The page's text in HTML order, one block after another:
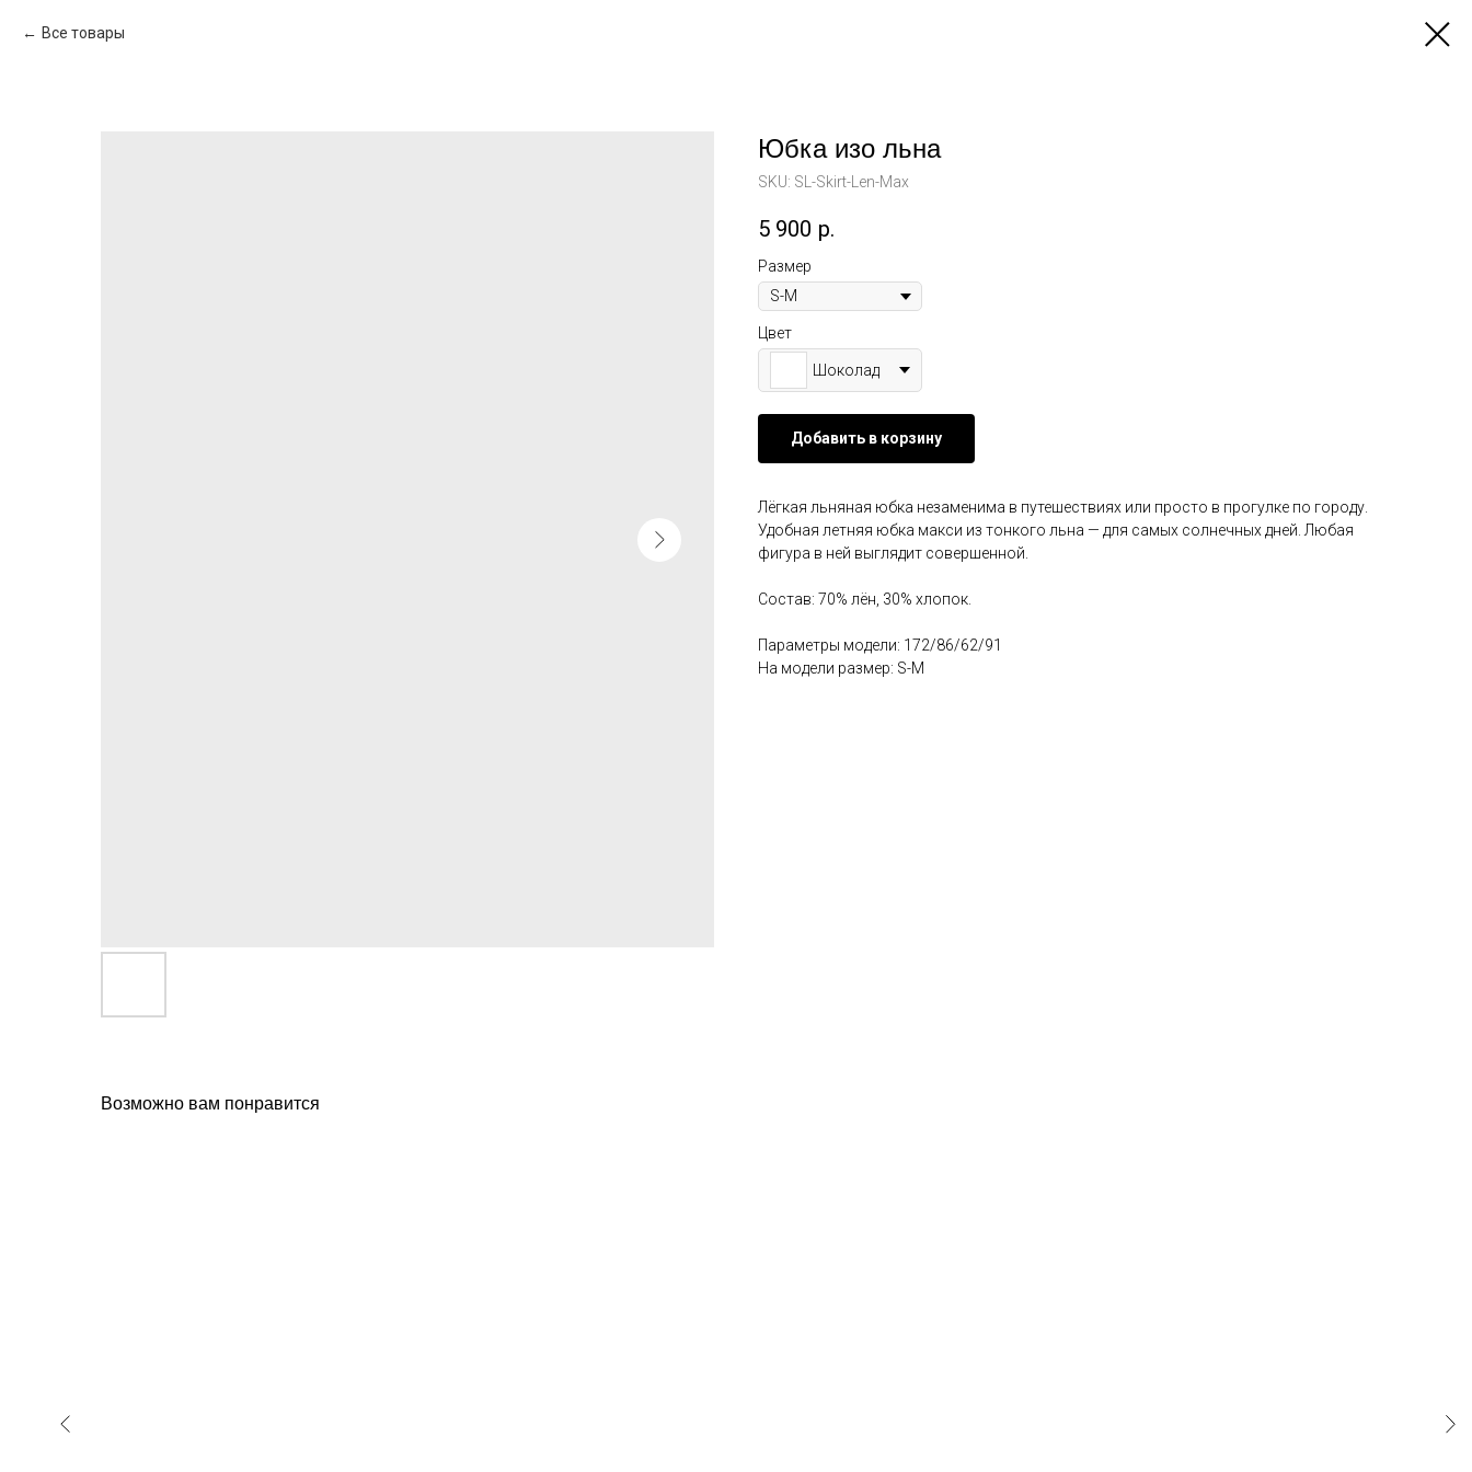
Все товары
Юбка изо льна
SKU: SL-Skirt-Len-Max
5 900 р.
Размер
Цвет
Шоколад
Добавить в корзину
Лёгкая льняная юбка незаменима в путешествиях или просто в прогулке по городу.
Удобная летняя юбка макси из тонкого льна — для самых солнечных дней. Любая
фигура в ней выглядит совершенной.
Состав: 70% лён, 30% хлопок.
Параметры модели: 172/86/62/91
На модели размер: S-M
Возможно вам понравится